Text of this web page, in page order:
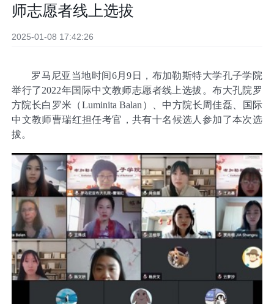
师志愿者线上选拔
2025-01-08 17:42:26
罗马尼亚当地时间6月9日，布加勒斯特大学孔子学院
举行了2022年国际中文教师志愿者线上选拔。布大孔院罗
方院长白罗米（Luminita Balan）、中方院长周佳磊、国际
中文教师曹瑞红担任考官，共有十名候选人参加了本次选
拔。